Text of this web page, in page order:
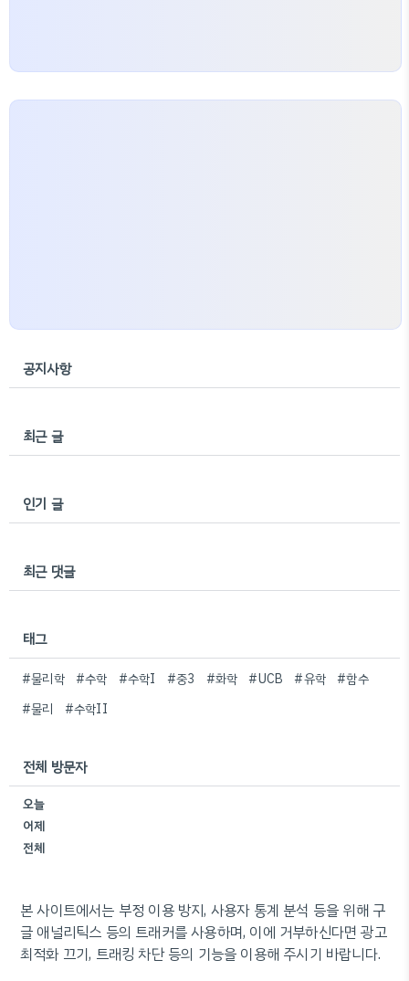
공지사항
최근 글
인기 글
최근 댓글
태그
#물리학 #수학 #수학I #중3 #화학 #UCB #유학 #함수
#물리
#수학II
전체 방문자
오늘
어제
전체
본 사이트에서는 부정 이용 방지, 사용자 통계 분석 등을 위해 구
글 애널리틱스 등의 트래커를 사용하며, 이에 거부하신다면 광고
최적화 끄기, 트래킹 차단 등의 기능을 이용해 주시기 바랍니다.